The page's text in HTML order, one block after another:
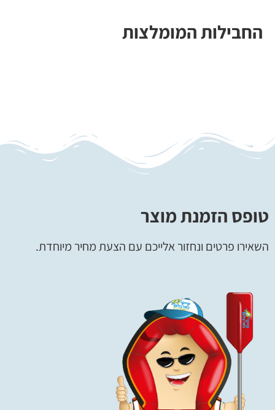
החבילות המומלצות
טופס הזמנת מוצר
השאירו פרטים ונחזור אלייכם עם הצעת מחיר מיוחדת.